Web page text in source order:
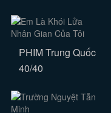
PHIM Trung Quốc
40/40